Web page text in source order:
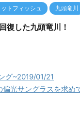
トフィッシュ 九頭竜川
復した九頭竜川！
グ~2019/01/21
光サングラスを求め